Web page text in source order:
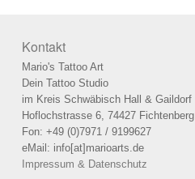
Kontakt
Mario's Tattoo Art
Dein Tattoo Studio
im Kreis Schwäbisch Hall & Gaildorf
Hoflochstrasse 6, 74427 Fichtenberg
Fon: +49 (0)7971 / 9199627
eMail: info[at]marioarts.de
Impressum & Datenschutz